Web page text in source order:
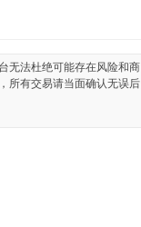
无法杜绝可能存在风险和商
所有交易请当面确认无误后